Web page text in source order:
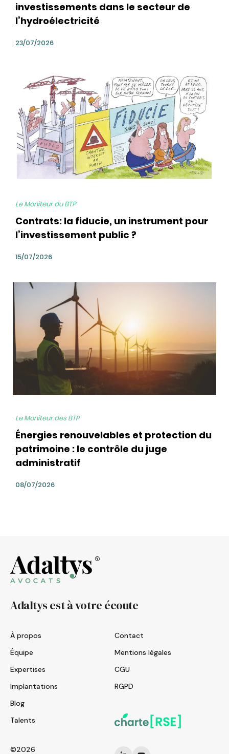
investissements dans le secteur de
l’hydroélectricité
23/07/2026
Le Moniteur du BTP
Contrats: la fiducie, un instrument pour
l’investissement public ?
15/07/2026
bg
Le Moniteur des BTP
Énergies renouvelables et protection du
patrimoine : le contrôle du juge
administratif
08/07/2026
Adaltys est à votre écoute
À propos
Équipe
Expertises
Implantations
Blog
Talents
Contact
Mentions légales
CGU
RGPD
©2026